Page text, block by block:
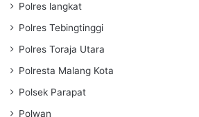
Polres langkat
Polres Tebingtinggi
Polres Toraja Utara
Polresta Malang Kota
Polsek Parapat
Polwan